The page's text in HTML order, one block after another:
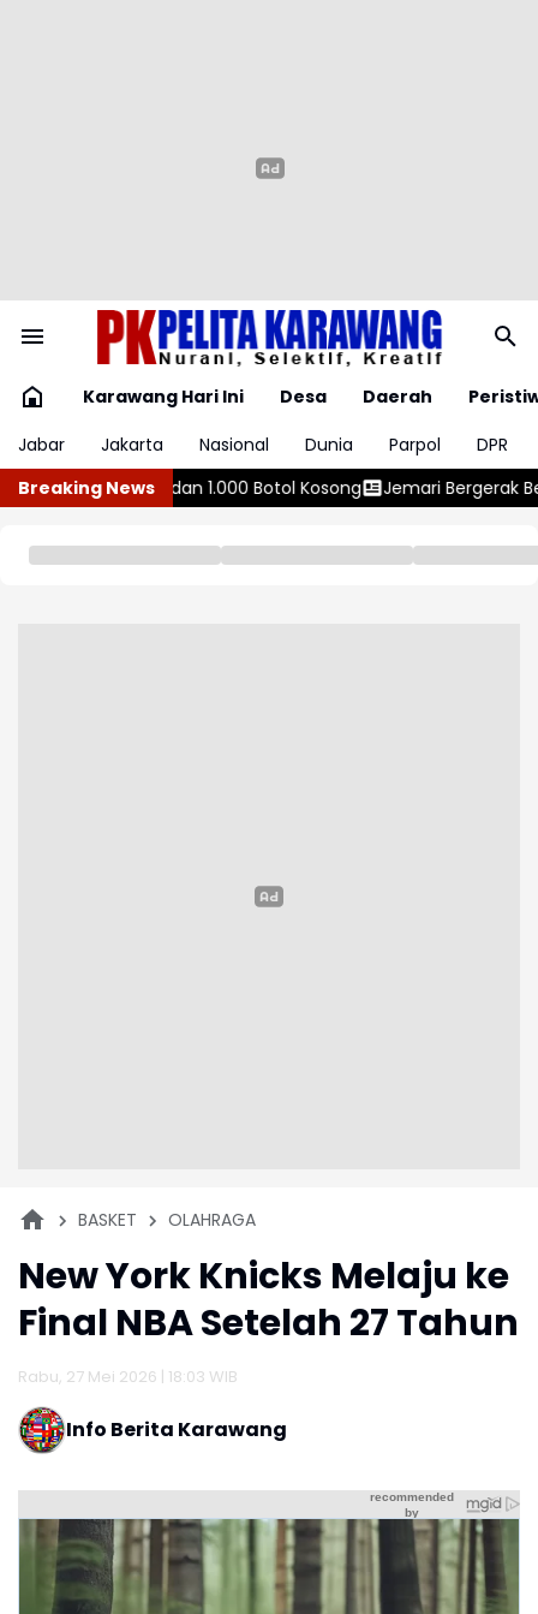
Karawang Hari Ini Desa Daerah
Jabar
Jakarta Nasional Dunia Parpol
DPR
Breaking News
Kosong Jemari Bergerak Berujung Petaka, Komen ‘Ruang
BASKET OLAHRAGA
New York Knicks Melaju ke
Final NBA Setelah 27 Tahun
Rabu, 27 Mei 2026 | 18:03 WIB
Info Berita Karawang